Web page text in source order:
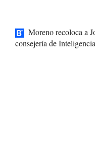
Moreno recoloca a
consejería de